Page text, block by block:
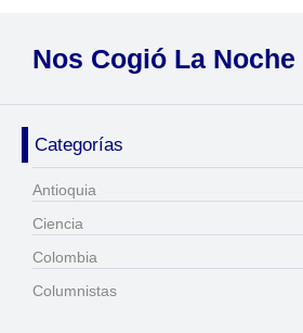
Nos Cogió La Noche
Categorías
Antioquia
Ciencia
Colombia
Columnistas